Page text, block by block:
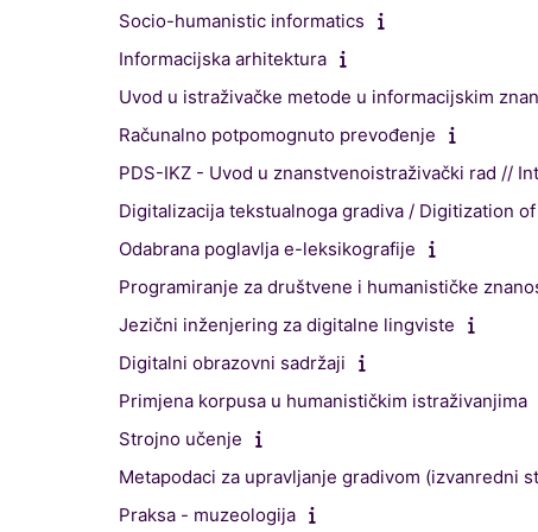
Socio-humanistic informatics
Informacijska arhitektura
Uvod u istraživačke metode u informacijskim
Računalno potpomognuto prevođenje
PDS-IKZ - Uvod u znanstvenoistraživački rad //
Digitalizacija tekstualnoga gradiva / Digitization
Odabrana poglavlja e-leksikografije
Programiranje za društvene i humanističke
Jezični inženjering za digitalne lingviste
Digitalni obrazovni sadržaji
Primjena korpusa u humanističkim istraživanjima
Strojno učenje
Metapodaci za upravljanje gradivom (izvanredni
Praksa - muzeologija